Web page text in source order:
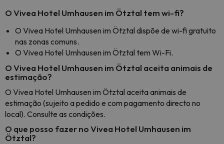
O Vivea Hotel Umhausen im Ötztal tem wi-fi?
O Vivea Hotel Umhausen im Ötztal dispõe de wi-fi gratuito
nas zonas comuns.
O Vivea Hotel Umhausen im Ötztal tem Wi-Fi.
O Vivea Hotel Umhausen im Ötztal aceita animais de
estimação?
O Vivea Hotel Umhausen im Ötztal aceita animais de
estimação (sujeito a pedido e com pagamento directo no
local). Consulte as condições.
O que posso fazer no Vivea Hotel Umhausen im
Ötztal?